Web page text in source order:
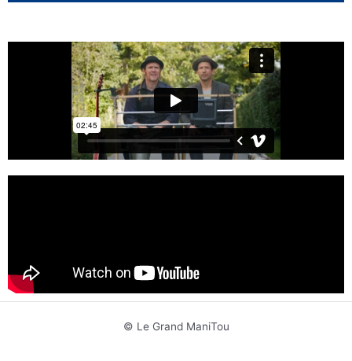
© Le Grand ManiTou